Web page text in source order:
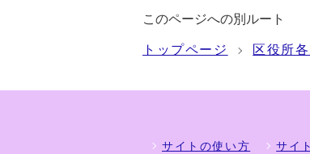
このページへの別ルート
トップページ 区役所
サイトの使い方 サイ